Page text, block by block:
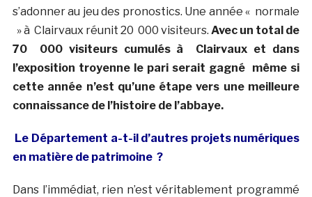
s’adonner au jeu des pronostics. Une année « normale
» à Clairvaux réunit 20 000 visiteurs.Avec un total de
70 000 visiteurs cumulés à Clairvaux et dans
l’exposition troyenne le pari serait gagné même si
cette année n’est qu’une étape vers une meilleure
connaissance de l’histoire de l’abbaye.
Le Département a-t-il d’autres projets numériques
en matière de patrimoine ?
Dans l’immédiat, rien n’est véritablement programmé